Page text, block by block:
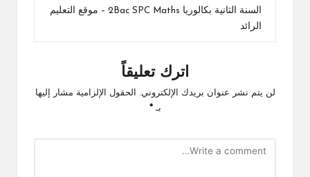
السنة الثانية بكالوريا 2Bac SPC Maths – موقع التعليم
الرائد
اترك تعليقاً
لن يتم نشر عنوان بريدك الإلكتروني.
الحقول الإلزامية مشار إليها
بـ*